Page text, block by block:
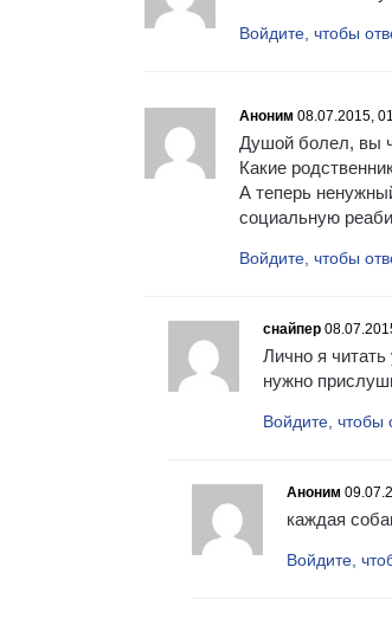
Войдите, чтобы
Аноним 08.07.2015,
Душой болел, вы
Какие
А теперь
социальную
Войдите, чтобы
снайпер
Лично я
нужно
Войдите, чтобы
Аноним
каждая
Войдите,